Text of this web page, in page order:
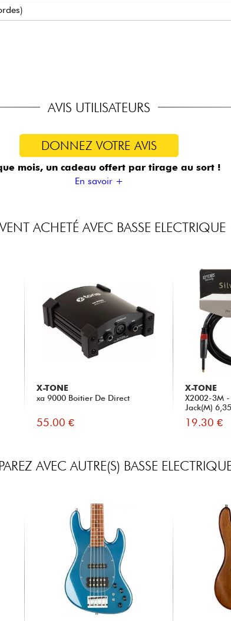
switch)
pour bypass preamp) / Treble & Bass
AVIS UTILISATEURS
DONNEZ VOTRE AVIS
mois, un cadeau offert par tirage au sort !
En savoir +
ACHETÉ AVEC BASSE ELECTRIQUE
X-TONE
xa 9000 Boitier De Direct
55.00 €
X-TONE
X2002-3M
Jack(M)
19.30 €
AVEC AUTRE(S) BASSE